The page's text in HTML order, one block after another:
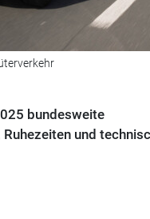
bundesweite
und